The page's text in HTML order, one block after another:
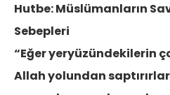
Hutbe: Müslümanların
Sebepleri
“Eğer yeryüzündekilerin
Allah yolundan